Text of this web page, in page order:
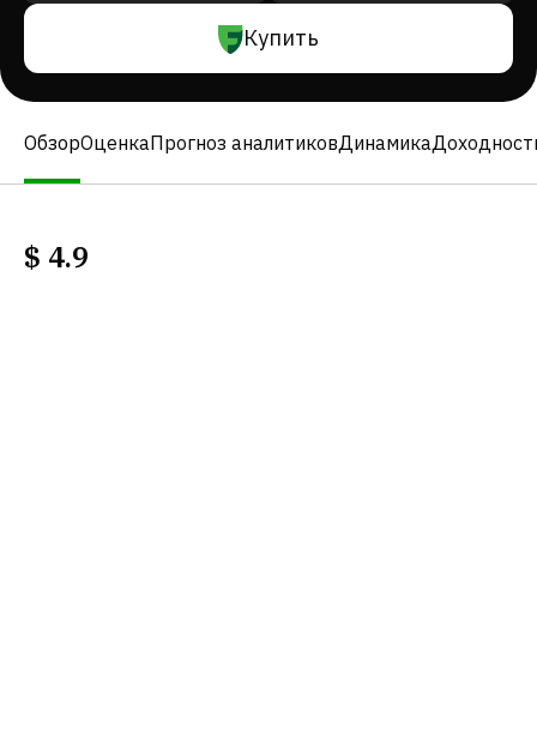
Купить
ОбзорОценкаПрогноз аналитиковДинамика
$ 4.9